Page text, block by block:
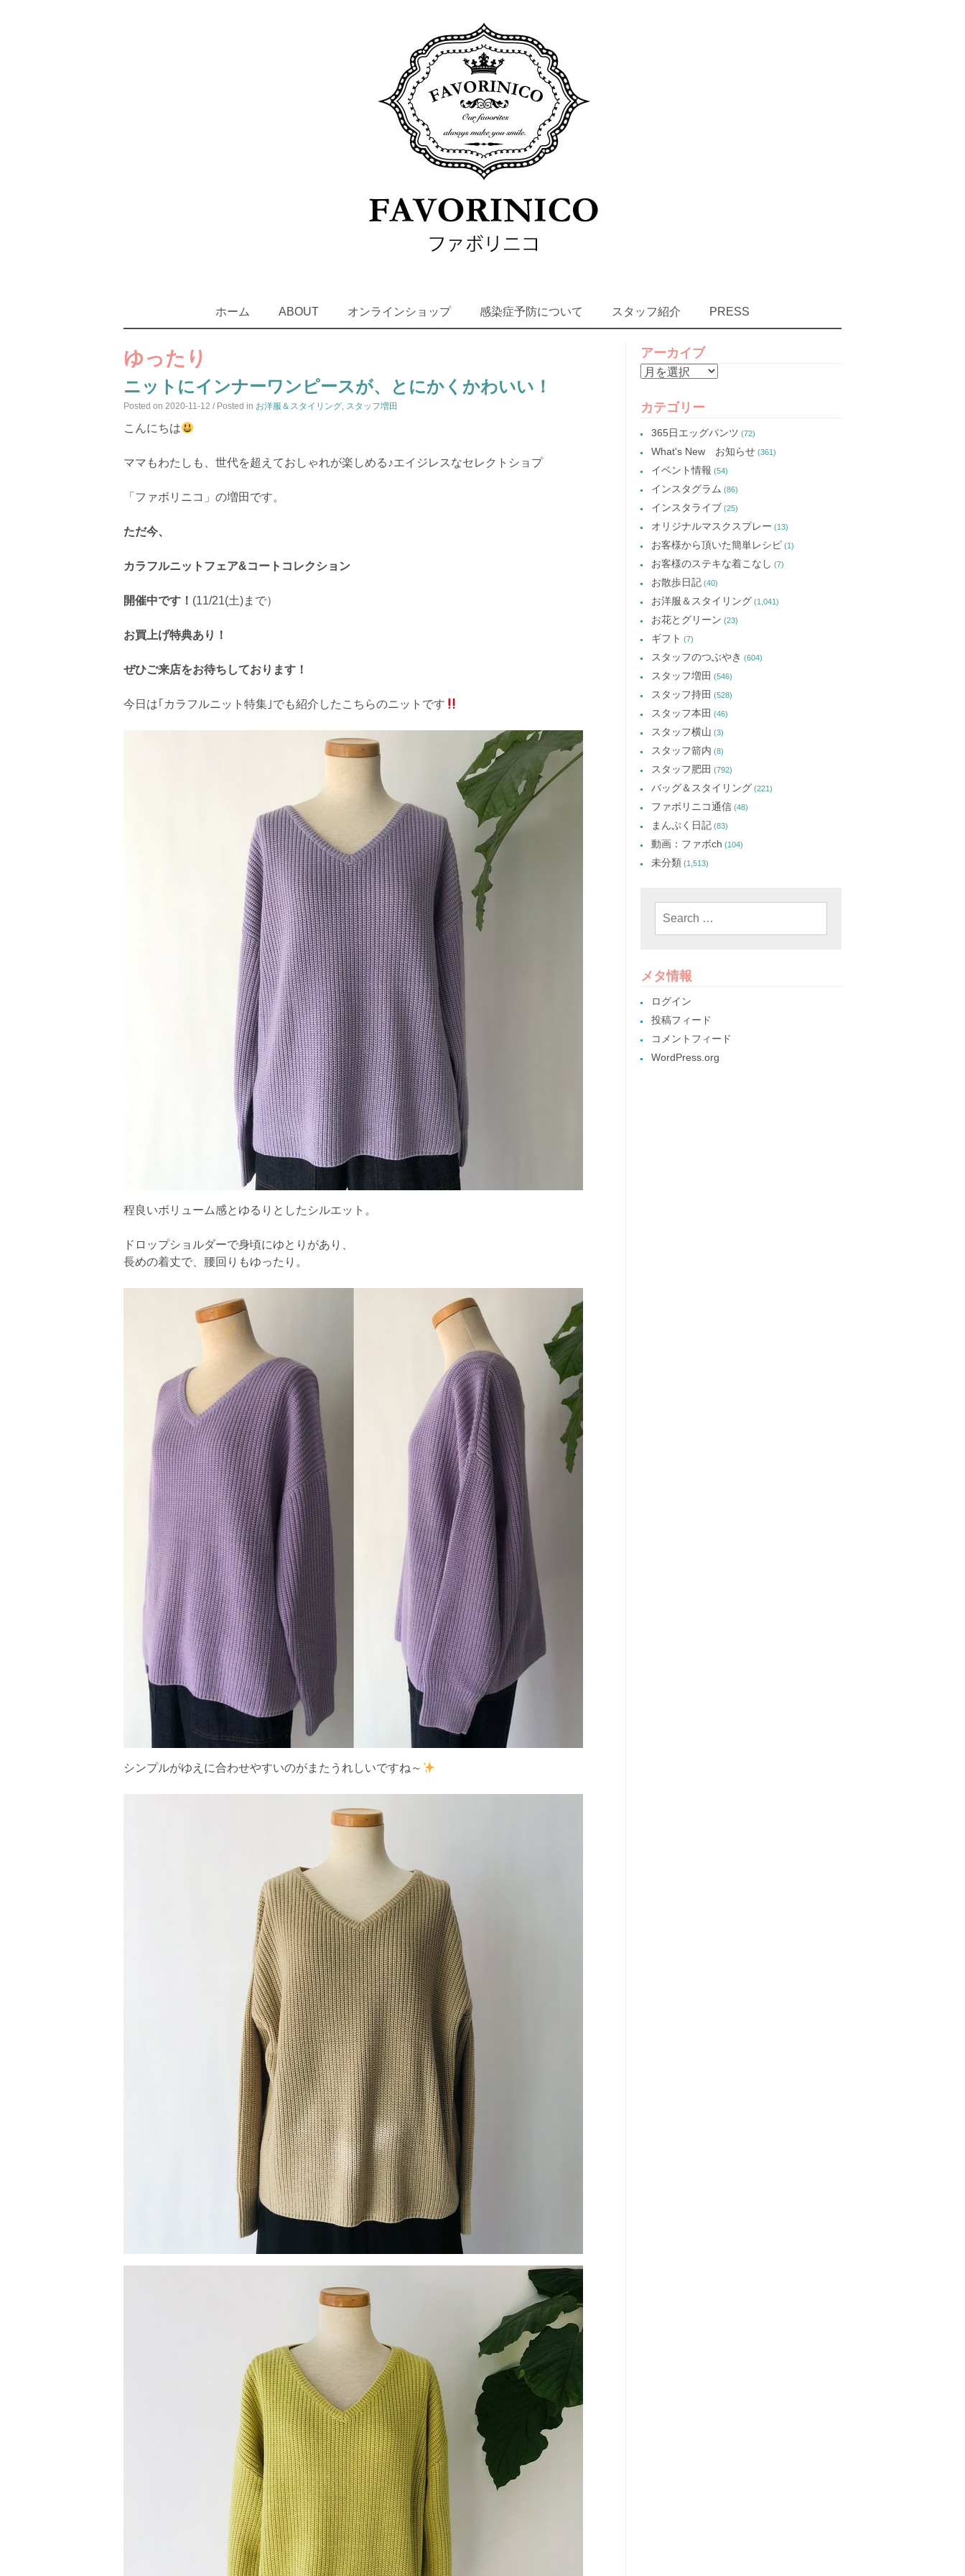
SKIP
TO
ホーム ABOUT オンラインショップ 感染症予防について スタッフ紹介 PRESS
ゆったり
ニットにインナーワンピースが、とにかくかわいい！
Posted on 2020-11-12 / Posted in お洋服＆スタイリング, スタッフ増田
こんにちは
ママもわたしも、世代を超えておしゃれが楽しめる♪エイジレスなセレクトショプ
「ファボリニコ」の増田です。
ただ今、
カラフルニットフェア&コートコレクション
開催中です！ (11/21(土)まで）
お買上げ特典あり！
ぜひご来店をお待ちしております！
今日は｢カラフルニット特集｣でも紹介したこちらのニットです
程良いボリューム感とゆるりとしたシルエット。
ドロップショルダーで身頃にゆとりがあり、
長めの着丈で、腰回りもゆったり。
シンプルがゆえに合わせやすいのがまたうれしいですね～
アーカイブ
ア
カ
カテゴリー
365日エッグパンツ (72)
What's New お知らせ (361)
イベント情報 (54)
インスタグラム (86)
インスタライブ (25)
オリジナルマスクスプレー (13)
お客様から頂いた簡単レシピ (1)
お客様のステキな着こなし (7)
お散歩日記 (40)
お洋服＆スタイリング (1,041)
お花とグリーン (23)
ギフト (7)
スタッフのつぶやき (604)
スタッフ増田 (546)
スタッフ持田 (528)
スタッフ本田 (46)
スタッフ横山 (3)
スタッフ箭内 (8)
スタッフ肥田 (792)
バッグ＆スタイリング (221)
ファボリニコ通信 (48)
まんぷく日記 (83)
動画：ファボch (104)
未分類 (1,513)
メタ情報
ログイン
投稿フィード
コメントフィード
WordPress.org